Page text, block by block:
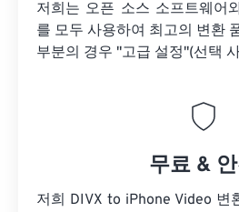
저희는 오픈 소스 소프트웨어
를 모두 사용하여 최고의 변환
부분의 경우 "고급 설정"(선택
무료 &
저희 DIVX to iPhone Video 변